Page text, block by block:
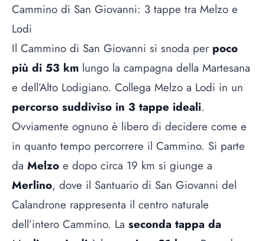
Cammino di San Giovanni: 3 tappe tra Melzo e
Lodi
Il Cammino di San Giovanni si snoda per poco
più di 53 km lungo la campagna della Martesana
e dell’Alto Lodigiano. Collega Melzo a Lodi in un
percorso suddiviso in 3 tappe ideali.
Ovviamente ognuno è libero di decidere come e
in quanto tempo percorrere il Cammino. Si parte
da Melzo e dopo circa 19 km si giunge a
Merlino, dove il Santuario di San Giovanni del
Calandrone rappresenta il centro naturale
dell’intero Cammino. La seconda tappa da